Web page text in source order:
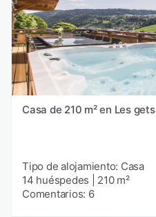
Casa de 210 m² en Les gets
Tipo de alojamiento: Casa
14 huéspedes
210 m²
Comentarios: 6